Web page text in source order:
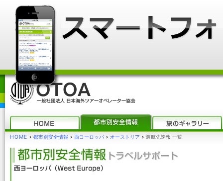
HOME › 都市別安全情報 › 西ヨーロッパ › オーストリア › 渡航先速報 一覧